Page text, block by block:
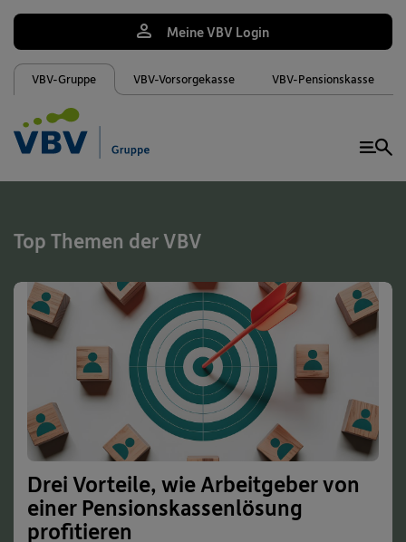
VBV-Gruppe VBV-Vorsorgekasse VBV-Pensionskasse
Meine VBV Login
Top Themen der VBV
Drei Vorteile, wie Arbeitgeber von
einer Pensionskassenlösung
profitieren